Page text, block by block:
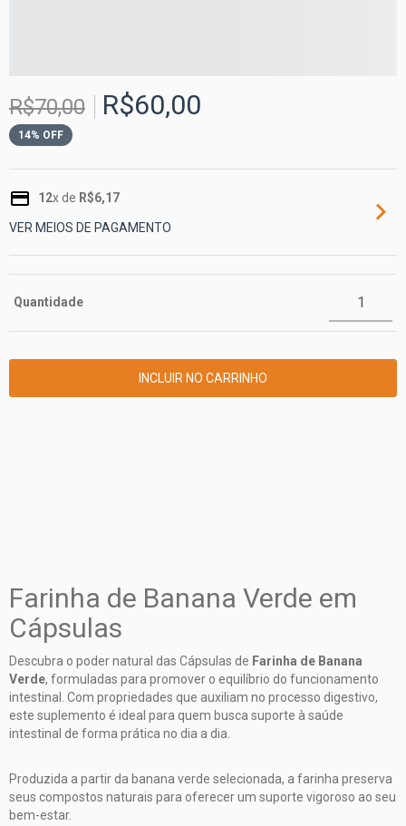
R$70,00 R$60,00
14% OFF
12x de R$6,17
VER MEIOS DE PAGAMENTO
Quantidade
Farinha de Banana Verde em
Cápsulas
Descubra o poder natural das Cápsulas de Farinha de Banana
Verde, formuladas para promover o equilíbrio do funcionamento
intestinal. Com propriedades que auxiliam no processo digestivo,
este suplemento é ideal para quem busca suporte à saúde
intestinal de forma prática no dia a dia.
Produzida a partir da banana verde selecionada, a farinha preserva
seus compostos naturais para oferecer um suporte vigoroso ao seu
bem-estar.